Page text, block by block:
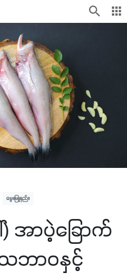
မွေးမြူနည်း
) အာပဲ့ခြောက်
သဘာဝနှင့်